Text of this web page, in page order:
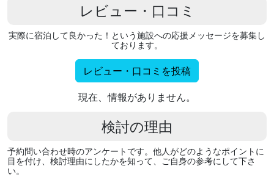
レビュー・口コミ
実際に宿泊して良かった！という施設への応援メッセージを募集し
ております。
レビュー・口コミを投稿
現在、情報がありません。
検討の理由
予約問い合わせ時のアンケートです。他人がどのようなポイントに
目を付け、検討理由にしたかを知って、ご自身の参考にして下さ
い。